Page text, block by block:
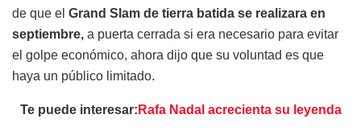
de que el Grand Slam de tierra batida se realizara en
septiembre, a puerta cerrada si era necesario para evitar
el golpe económico, ahora dijo que su voluntad es que
haya un público limitado.
Te puede interesar: Rafa Nadal acrecienta su leyenda